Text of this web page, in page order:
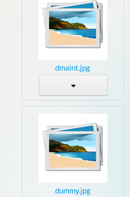
dmaint.jpg
dummy.jpg